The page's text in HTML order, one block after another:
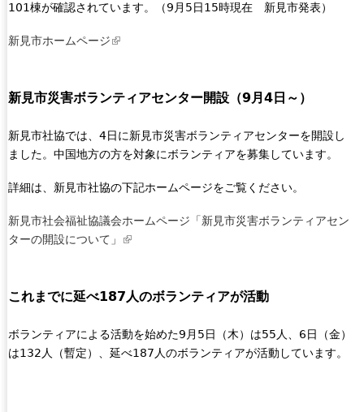
n
l
)
101棟が確認されています。（9月5日15時現在 新見市発表）
新見市ホームページ(
n
i
s
x
e
r
l
新見市災害ボランティアセンター開設（9月4日～）
新見市社協では、4日に新見市災害ボランティアセンターを開設し
ました。中国地方の方を対象にボランティアを募集しています。
詳細は、新見市社協の下記ホームページをご覧ください。
新見市社会福祉協議会ホームページ「新見市災害ボランティアセン
ターの開設について」
(
n
i
s
これまでに延べ187人のボランティアが活動
ボランティアによる活動を始めた9月5日（木）は55人、6日（金）
は132人（暫定）、延べ187人のボランティアが活動しています。